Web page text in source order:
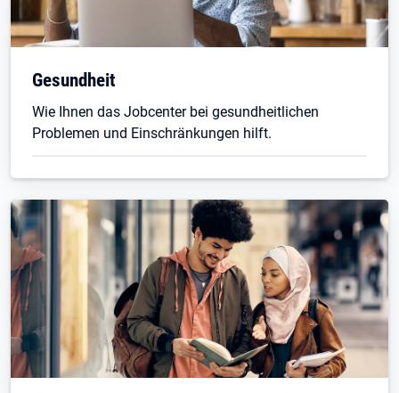
Gesundheit
Wie Ihnen das Jobcenter bei gesundheitlichen
Problemen und Einschränkungen hilft.